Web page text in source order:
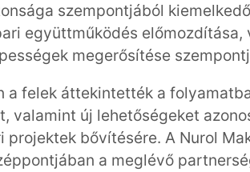
szempontjából
együttműködés
megerősítése
a felek áttekintették a
valamint új lehetőségeket
projektek bővítésére. A Nurol
a meglévő